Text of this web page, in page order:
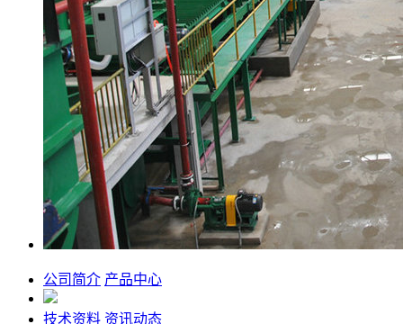
公司简介 产品中心
技术资料 资讯动态